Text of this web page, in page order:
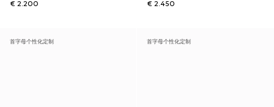
€ 2.200
€ 2.450
首字母个性化定制 首字母个性化定制